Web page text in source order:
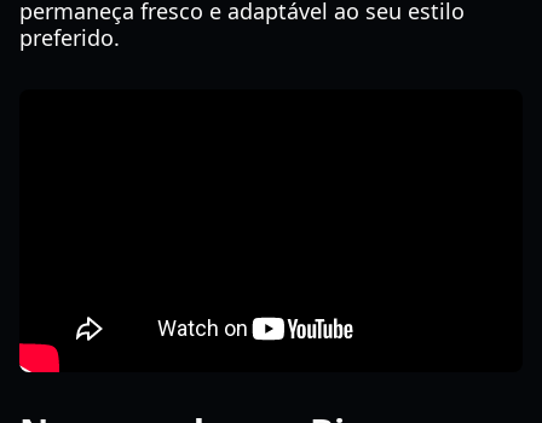
permaneça fresco e adaptável ao seu estilo
preferido.